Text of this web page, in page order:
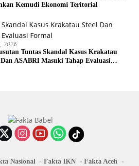
Kemudi Ekonomi Teritorial
2026
Tuntas Skandal Kasus Krakatau
ASABRI Masuki Tahap Evaluasi
Nasional Fakta IKN
Fakta Aceh